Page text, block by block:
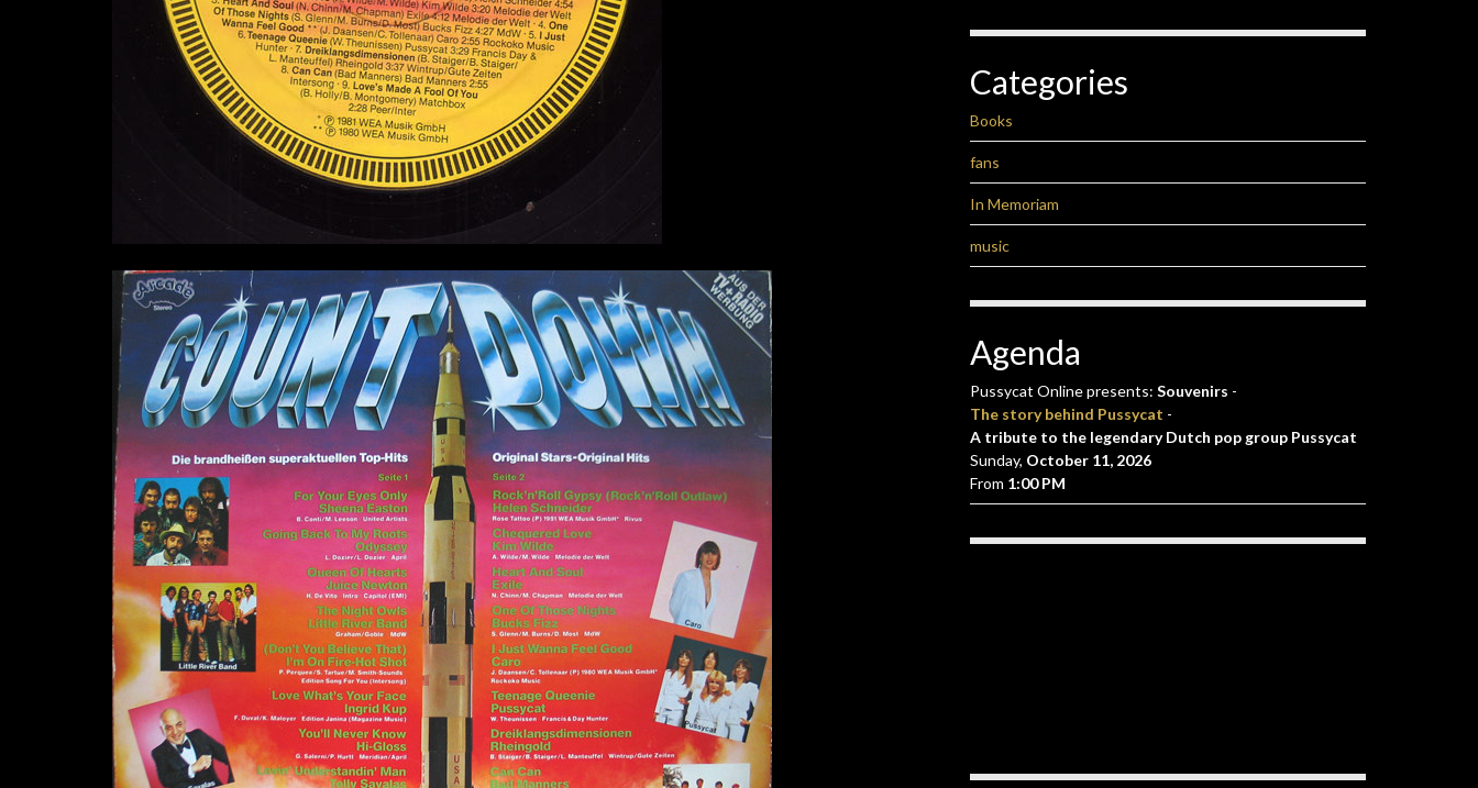
Categories
Books
fans
In Memoriam
music
Agenda
Pussycat Online presents: Souvenirs -
The story behind Pussycat -
A tribute to the legendary Dutch pop group Pussycat
Sunday, October 11, 2026
From 1:00 PM